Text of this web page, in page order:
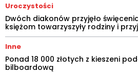
Uroczystości
Dwóch diakonów przyjęło
księżom towarzyszyły rodziny i
Inne
Ponad 18 000 złotych z kieszeni
bilboardową